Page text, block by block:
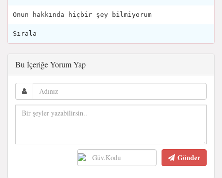
Onun hakkında hiçbir şey bilmiyorum
Sırala
Bu İçeriğe Yorum Yap
Gönder